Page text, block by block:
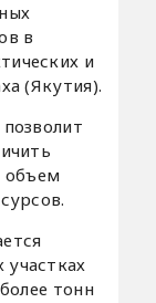
в
и
(Якутия).
объем
тонн